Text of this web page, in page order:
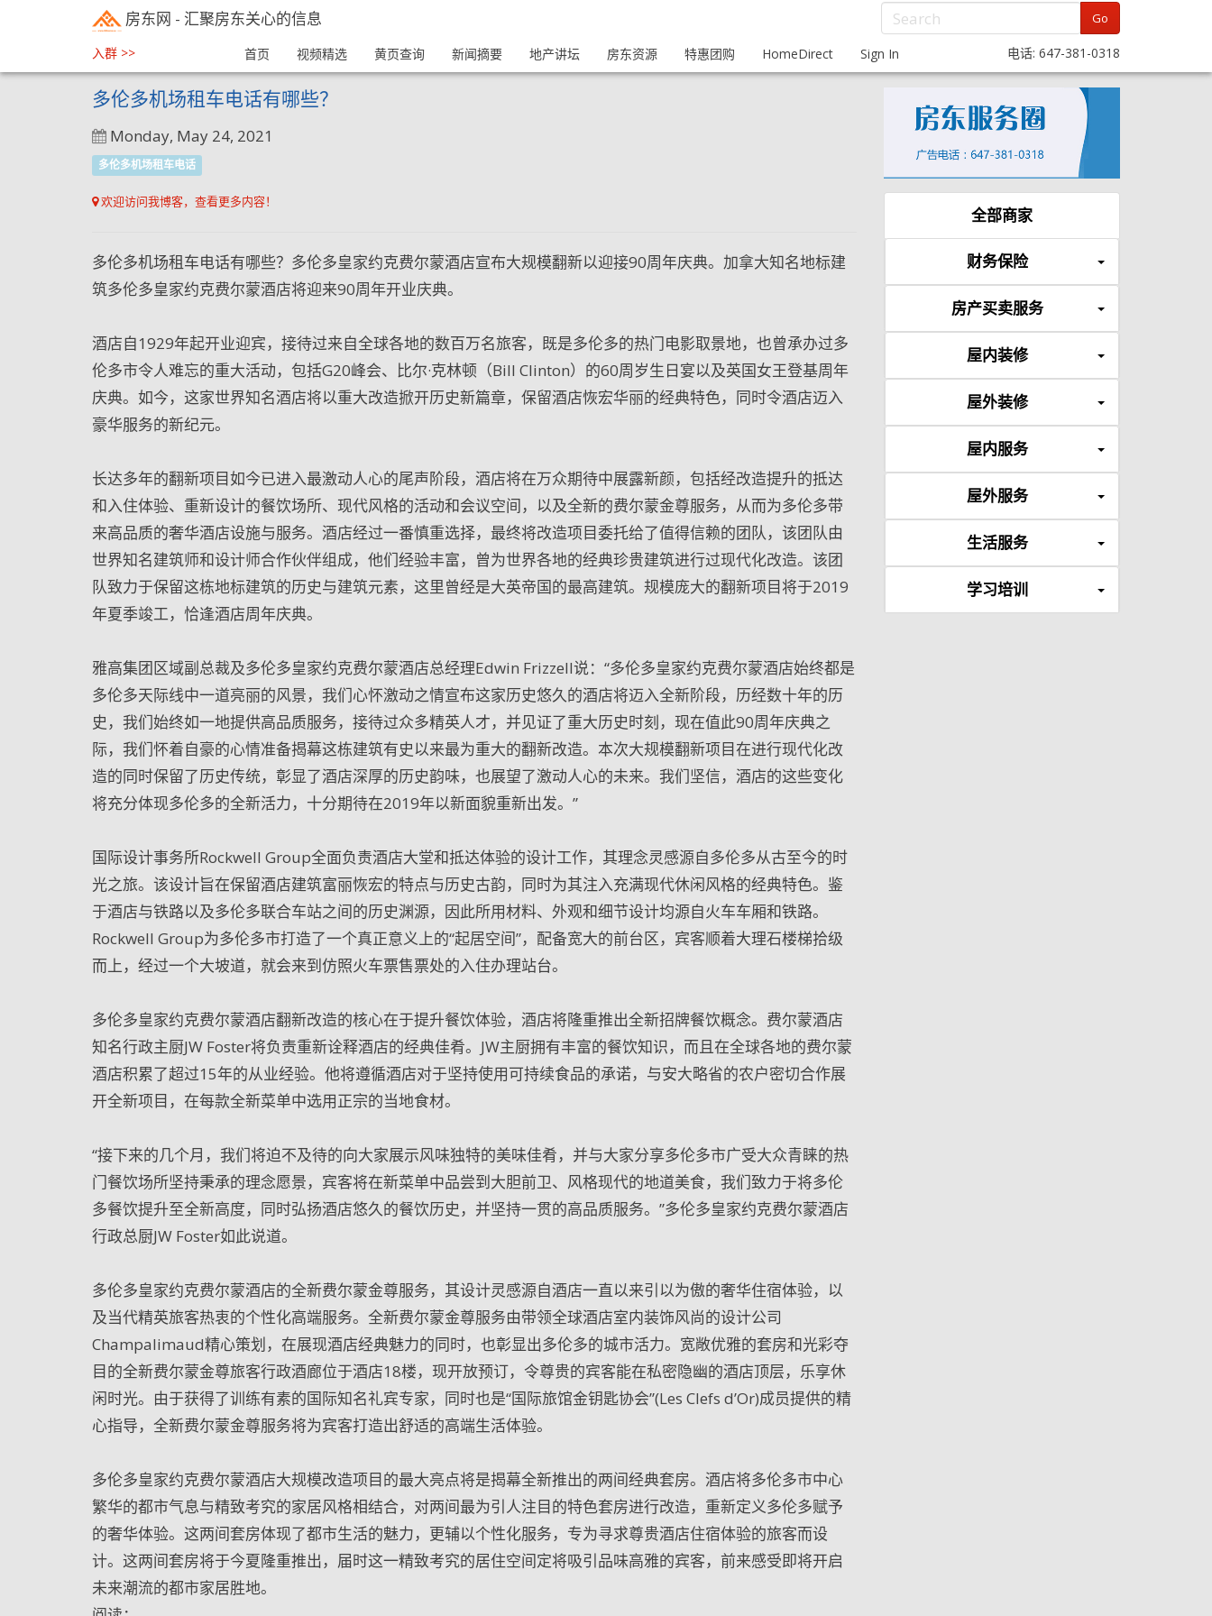
房东网 - 汇聚房东关心的信息 Go
入群 >> 首页 视频精选 黄页查询 新闻摘要 地产讲坛 房东资源 特惠团购 HomeDirect Sign In 电话: 647-381-0318
多伦多机场租车电话有哪些？
Monday, May 24, 2021
多伦多机场租车电话
欢迎访问我博客，查看更多内容！
多伦多机场租车电话有哪些？多伦多皇家约克费尔蒙酒店宣布大规模翻新以迎接90周年庆典。加拿大知名地标建
筑多伦多皇家约克费尔蒙酒店将迎来90周年开业庆典。
酒店自1929年起开业迎宾，接待过来自全球各地的数百万名旅客，既是多伦多的热门电影取景地，也曾承办过多
伦多市令人难忘的重大活动，包括G20峰会、比尔·克林顿（Bill Clinton）的60周岁生日宴以及英国女王登基周年
庆典。如今，这家世界知名酒店将以重大改造掀开历史新篇章，保留酒店恢宏华丽的经典特色，同时令酒店迈入
豪华服务的新纪元。
长达多年的翻新项目如今已进入最激动人心的尾声阶段，酒店将在万众期待中展露新颜，包括经改造提升的抵达
和入住体验、重新设计的餐饮场所、现代风格的活动和会议空间，以及全新的费尔蒙金尊服务，从而为多伦多带
来高品质的奢华酒店设施与服务。酒店经过一番慎重选择，最终将改造项目委托给了值得信赖的团队，该团队由
世界知名建筑师和设计师合作伙伴组成，他们经验丰富，曾为世界各地的经典珍贵建筑进行过现代化改造。该团
队致力于保留这栋地标建筑的历史与建筑元素，这里曾经是大英帝国的最高建筑。规模庞大的翻新项目将于2019
年夏季竣工，恰逢酒店周年庆典。
雅高集团区域副总裁及多伦多皇家约克费尔蒙酒店总经理Edwin Frizzell说：“多伦多皇家约克费尔蒙酒店始终都是
多伦多天际线中一道亮丽的风景，我们心怀激动之情宣布这家历史悠久的酒店将迈入全新阶段，历经数十年的历
史，我们始终如一地提供高品质服务，接待过众多精英人才，并见证了重大历史时刻，现在值此90周年庆典之
际，我们怀着自豪的心情准备揭幕这栋建筑有史以来最为重大的翻新改造。本次大规模翻新项目在进行现代化改
造的同时保留了历史传统，彰显了酒店深厚的历史韵味，也展望了激动人心的未来。我们坚信，酒店的这些变化
将充分体现多伦多的全新活力，十分期待在2019年以新面貌重新出发。”
国际设计事务所Rockwell Group全面负责酒店大堂和抵达体验的设计工作，其理念灵感源自多伦多从古至今的时
光之旅。该设计旨在保留酒店建筑富丽恢宏的特点与历史古韵，同时为其注入充满现代休闲风格的经典特色。鉴
于酒店与铁路以及多伦多联合车站之间的历史渊源，因此所用材料、外观和细节设计均源自火车车厢和铁路。
Rockwell Group为多伦多市打造了一个真正意义上的“起居空间”，配备宽大的前台区，宾客顺着大理石楼梯拾级
而上，经过一个大坡道，就会来到仿照火车票售票处的入住办理站台。
多伦多皇家约克费尔蒙酒店翻新改造的核心在于提升餐饮体验，酒店将隆重推出全新招牌餐饮概念。费尔蒙酒店
知名行政主厨JW Foster将负责重新诠释酒店的经典佳肴。JW主厨拥有丰富的餐饮知识，而且在全球各地的费尔蒙
酒店积累了超过15年的从业经验。他将遵循酒店对于坚持使用可持续食品的承诺，与安大略省的农户密切合作展
开全新项目，在每款全新菜单中选用正宗的当地食材。
“接下来的几个月，我们将迫不及待的向大家展示风味独特的美味佳肴，并与大家分享多伦多市广受大众青睐的热
门餐饮场所坚持秉承的理念愿景，宾客将在新菜单中品尝到大胆前卫、风格现代的地道美食，我们致力于将多伦
多餐饮提升至全新高度，同时弘扬酒店悠久的餐饮历史，并坚持一贯的高品质服务。”多伦多皇家约克费尔蒙酒店
行政总厨JW Foster如此说道。
多伦多皇家约克费尔蒙酒店的全新费尔蒙金尊服务，其设计灵感源自酒店一直以来引以为傲的奢华住宿体验，以
及当代精英旅客热衷的个性化高端服务。全新费尔蒙金尊服务由带领全球酒店室内装饰风尚的设计公司
Champalimaud精心策划，在展现酒店经典魅力的同时，也彰显出多伦多的城市活力。宽敞优雅的套房和光彩夺
目的全新费尔蒙金尊旅客行政酒廊位于酒店18楼，现开放预订，令尊贵的宾客能在私密隐幽的酒店顶层，乐享休
闲时光。由于获得了训练有素的国际知名礼宾专家，同时也是“国际旅馆金钥匙协会”(Les Clefs d’Or)成员提供的精
心指导，全新费尔蒙金尊服务将为宾客打造出舒适的高端生活体验。
多伦多皇家约克费尔蒙酒店大规模改造项目的最大亮点将是揭幕全新推出的两间经典套房。酒店将多伦多市中心
繁华的都市气息与精致考究的家居风格相结合，对两间最为引人注目的特色套房进行改造，重新定义多伦多赋予
的奢华体验。这两间套房体现了都市生活的魅力，更辅以个性化服务，专为寻求尊贵酒店住宿体验的旅客而设
计。这两间套房将于今夏隆重推出，届时这一精致考究的居住空间定将吸引品味高雅的宾客，前来感受即将开启
未来潮流的都市家居胜地。
全部商家
财务保险
房产买卖服务
屋内装修
屋外装修
屋内服务
屋外服务
生活服务
学习培训